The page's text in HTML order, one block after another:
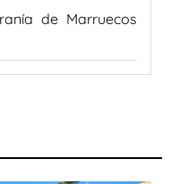
de Marruecos